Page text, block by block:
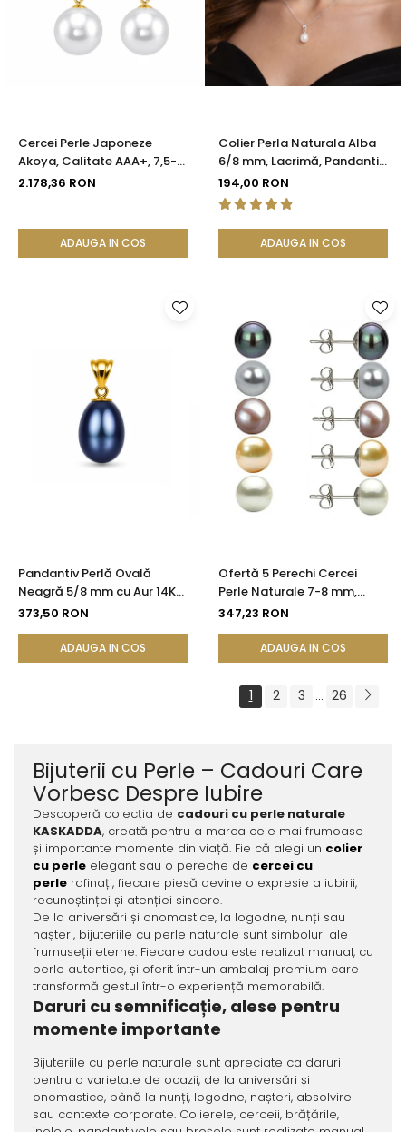
Cercei Perle Japoneze
Akoya, Calitate AAA+, 7,5-8
mm și Aur Galben 14K |
2.178,36 RON
ADAUGA IN COS
Colier Perla Naturala Alba
6/8 mm, Lacrimă, Pandantiv
Argint 925 | KASKADDA®
194,00 RON
ADAUGA IN COS
Pandantiv Perlă Ovală
Neagră 5/8 mm cu Aur 14K
(aur 585) | KASKADDA®
373,50 RON
ADAUGA IN COS
Ofertă 5 Perechi Cercei
Perle Naturale 7-8 mm,
Argint 925 - Alb, Crem,
KASKADDA®
347,23 RON
ADAUGA IN COS
1 2 3 ... 26
Bijuterii cu Perle – Cadouri Care
Vorbesc Despre Iubire
Descoperă colecția de cadouri cu perle naturale
KASKADDA, creată pentru a marca cele mai frumoase
și importante momente din viață. Fie că alegi un colier
cu perleelegant sau o pereche de cercei cu
perlerafinați, fiecare piesă devine o expresie a iubirii,
recunoștinței și atenției sincere.
De la aniversări și onomastice, la logodne, nunți sau
nașteri, bijuteriile cu perle naturale sunt simboluri ale
frumuseții eterne. Fiecare cadou este realizat manual, cu
perle autentice, și oferit într-un ambalaj premium care
transformă gestul într-o experiență memorabilă.
Daruri cu semnificație, alese pentru
momente importante
Bijuteriile cu perle naturale sunt apreciate ca daruri
pentru o varietate de ocazii, de la aniversări și
onomastice, până la nunți, logodne, nașteri, absolvire
sau contexte corporate. Colierele, cerceii, brățările,